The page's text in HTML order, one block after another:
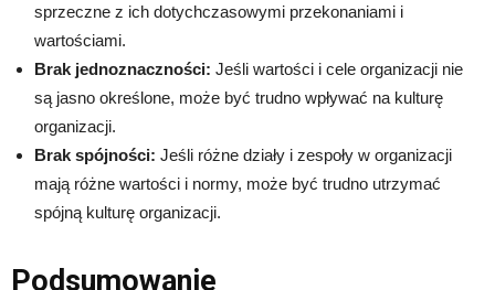
sprzeczne z ich dotychczasowymi przekonaniami i
wartościami.
Brak jednoznaczności: Jeśli wartości i cele organizacji nie
są jasno określone, może być trudno wpływać na kulturę
organizacji.
Brak spójności: Jeśli różne działy i zespoły w organizacji
mają różne wartości i normy, może być trudno utrzymać
spójną kulturę organizacji.
Podsumowanie